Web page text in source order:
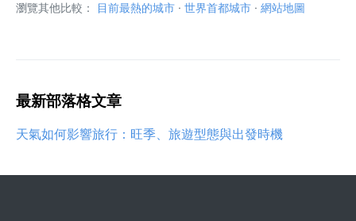
瀏覽其他比較： 目前最熱的城市 · 世界首都城市 · 網站地圖
最新部落格文章
天氣如何影響旅行：旺季、旅遊型態與出發時機